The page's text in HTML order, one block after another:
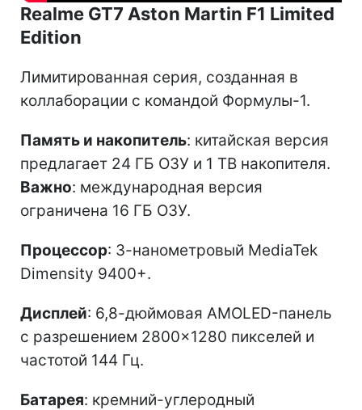
Realme GT7 Aston Martin F1 Limited
Edition
Лимитированная серия, созданная в
коллаборации с командой Формулы-1.
Память и накопитель: китайская версия
предлагает 24 ГБ ОЗУ и 1 ТВ накопителя.
Важно: международная версия
ограничена 16 ГБ ОЗУ.
Процессор: 3-нанометровый MediaTek
Dimensity 9400+.
Дисплей: 6,8-дюймовая AMOLED-панель
с разрешением 2800×1280 пикселей и
частотой 144 Гц.
Батарея: кремний-углеродный